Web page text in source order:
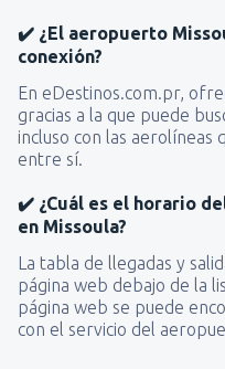
✔️ ¿El aeropuerto
conexión?
En eDestinos.com.pr,
gracias a la que puede
incluso con las aerolíneas
entre sí.
✔️ ¿Cuál es el horario
en Missoula?
La tabla de llegadas y
página web debajo de la
página web se puede
con el servicio del